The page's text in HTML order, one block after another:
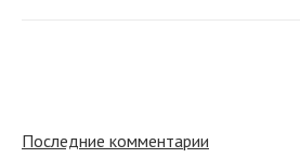
Последние комментарии